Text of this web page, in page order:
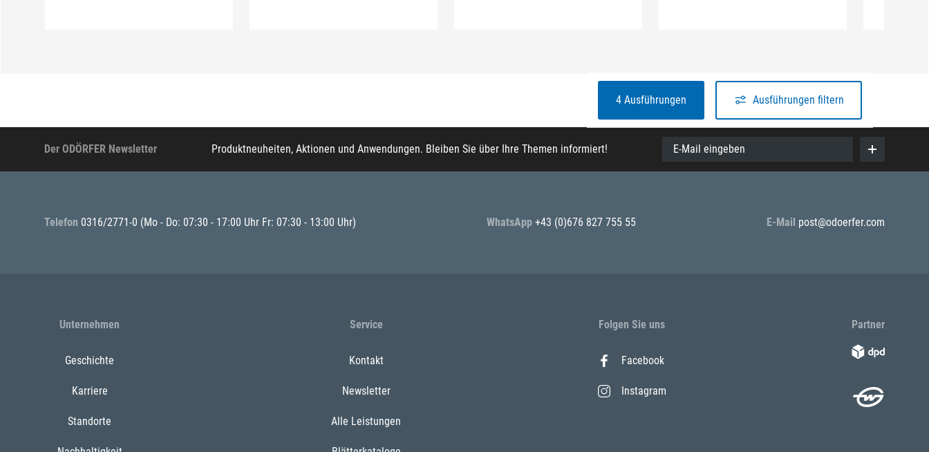
4 Ausführungen Ausführungen filtern
Der ODÖRFER Newsletter Produktneuheiten, Aktionen und Anwendungen. Bleiben Sie über Ihre Themen informiert! E-Mail eingeben
Telefon 0316/2771-0 (Mo - Do: 07:30 - 17:00 Uhr Fr: 07:30 - 13:00 Uhr) WhatsApp +43 (0)676 827 755 55 E-Mail post@odoerfer.com
Unternehmen
Geschichte
Karriere
Standorte
Service
Kontakt
Newsletter
Alle Leistungen
Folgen Sie uns
Facebook
Instagram
Partner